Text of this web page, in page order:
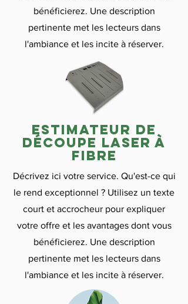
bénéficierez. Une description
pertinente met les lecteurs dans
l'ambiance et les incite à réserver.
estimateur de
découpe laser à
fibre
Décrivez ici votre service. Qu'est-ce qui
le rend exceptionnel ? Utilisez un texte
court et accrocheur pour expliquer
votre offre et les avantages dont vous
bénéficierez. Une description
pertinente met les lecteurs dans
l'ambiance et les incite à réserver.